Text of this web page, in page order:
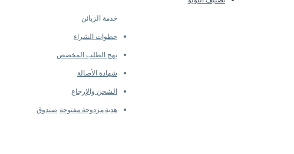
خدمة الزبائن
خطوات الشراء
نهج الطلب المخصص
شهادة الأصالة
الشحن والإرجاع
هدية مزدوجة مفتوحة صندوق